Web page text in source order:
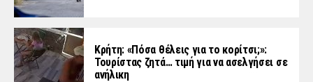
Κρήτη: «Πόσα θέλεις για το κορίτσι;»:
Τουρίστας ζητά… τιμή για να ασελγήσει σε
ανήλικη